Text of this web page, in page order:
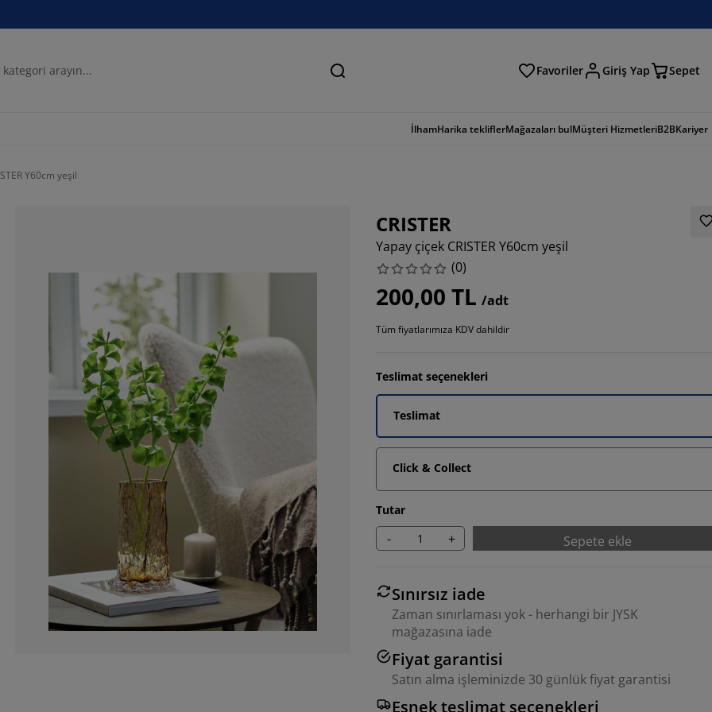
Ara Favoriler Giriş Yap Sepet
İlhamHarika tekliflerMağazaları bulMüşteri HizmetleriB2BKariyer
Y60cm yeşil
CRISTER
Yapay çiçek CRISTER Y60cm yeşil
(0)
200,00 TL /adt
Tüm fiyatlarımıza KDV dahildir
Teslimat seçenekleri
Teslimat
Click & Collect
Tutar
- + Sepete ekle
Sınırsız iade
Zaman sınırlaması yok - herhangi bir JYSK
mağazasına iade
Fiyat garantisi
Satın alma işleminizde 30 günlük fiyat garantisi
Esnek teslimat seçenekleri